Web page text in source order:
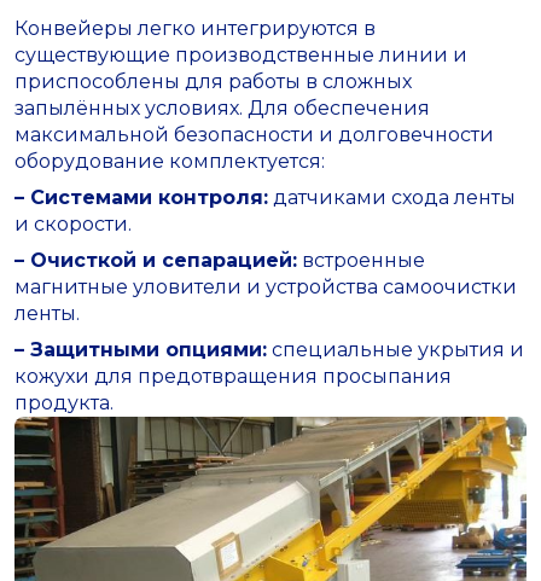
Конвейеры легко интегрируются в
существующие производственные линии и
приспособлены для работы в сложных
запылённых условиях. Для обеспечения
максимальной безопасности и долговечности
оборудование комплектуется:
– Системами контроля: датчиками схода ленты
и скорости.
– Очисткой и сепарацией: встроенные
магнитные уловители и устройства самоочистки
ленты.
– Защитными опциями: специальные укрытия и
кожухи для предотвращения просыпания
продукта.